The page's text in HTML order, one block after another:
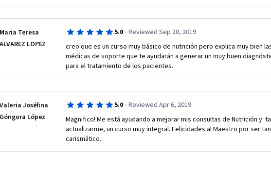
Maria Teresa
ALVAREZ LOPEZ
5.0 · Reviewed Sep 20, 2019
creo que es un curso muy básico de nutrición pero explica muy bien
médicas de soporte que te ayudarán a generar un muy buen
para el tratamiento de los pacientes.
Valeria Joséfina
Góngora López
5.0 · Reviewed Apr 6, 2019
Magnifico! Me está ayudando a mejorar mis consultas de Nutrición y
actualizarme, un curso muy integral. Felicidades al Maestro por ser
carismático.